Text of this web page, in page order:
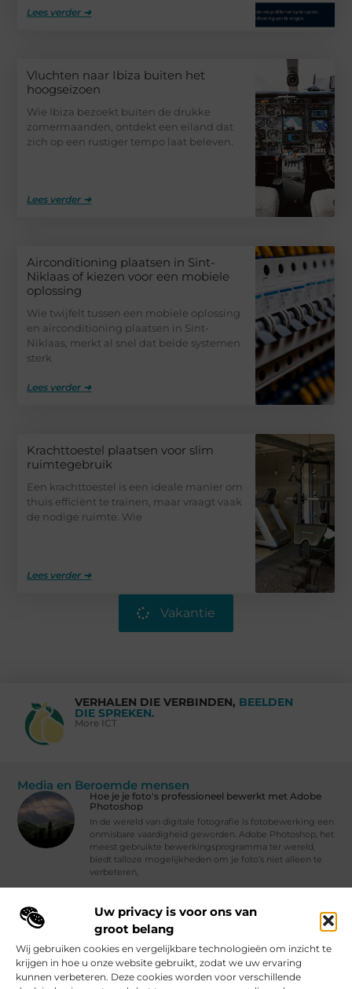
Uw privacy is voor ons van
groot belang
Wij gebruiken cookies en vergelijkbare technologieën om inzicht te
krijgen in hoe u onze website gebruikt, zodat we uw ervaring
kunnen verbeteren. Deze cookies worden voor verschillende
Lees verder ➜
Vluchten naar Ibiza buiten het
hoogseizoen
Wie Ibiza bezoekt buiten de drukke
zomermaanden, ontdekt een eiland dat
zich op een rustiger tempo laat beleven.
Lees verder ➜
Airconditioning plaatsen in Sint-
Niklaas of kiezen voor een mobiele
oplossing
Wie twijfelt tussen een mobiele oplossing
en airconditioning plaatsen in Sint-
Niklaas, merkt al snel dat beide systemen
sterk
Lees verder ➜
Krachttoestel plaatsen voor slim
ruimtegebruik
Een krachttoestel is een ideale manier om
thuis efficiënt te trainen, maar vraagt vaak
de nodige ruimte. Wie
Lees verder ➜
Vakantie
VERHALEN DIE VERBINDEN, BEELDEN
DIE SPREKEN.
More ICT
Media en Beroemde mensen
Hoe je je foto's professioneel bewerkt met Adobe
Photoshop
In de wereld van digitale fotografie is fotobewerking een
onmisbare vaardigheid geworden. Adobe Photoshop, het
meest gebruikte bewerkingsprogramma ter wereld,
biedt talloze mogelijkheden om je foto’s niet alleen te
verbeteren,
Vind Ons Hier :